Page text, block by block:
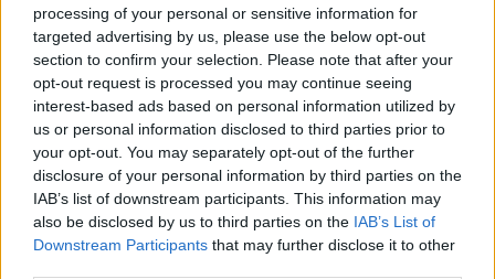
processing of your personal or sensitive information for
targeted advertising by us, please use the below opt-out
section to confirm your selection. Please note that after your
opt-out request is processed you may continue seeing
interest-based ads based on personal information utilized by
us or personal information disclosed to third parties prior to
your opt-out. You may separately opt-out of the further
disclosure of your personal information by third parties on the
IAB’s list of downstream participants. This information may
also be disclosed by us to third parties on the IAB’s List of
Downstream Participants that may further disclose it to other